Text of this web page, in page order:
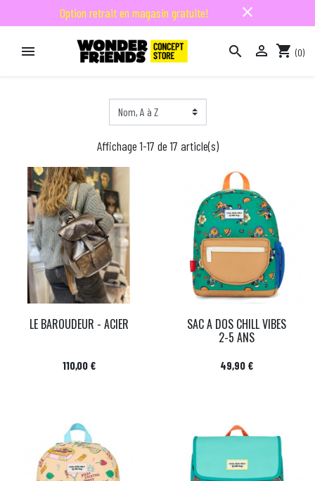
Option retrait en magasin gratuite! close
   shopping_cart (0)
Affichage 1-17 de 17 article(s)
LE BAROUDEUR - ACIER
Prix
110,00 €
SAC A DOS CHILL VIBES
2-5 ANS
Prix
49,90 €